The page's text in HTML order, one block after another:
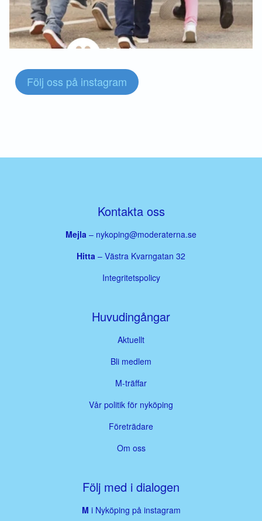
Följ oss på instagram
Kontakta oss
Mejla – nykoping@moderaterna.se
Hitta – Västra Kvarngatan 32
Integritetspolicy
Huvudingångar
Aktuellt
Bli medlem
M-träffar
Vår politik för nyköping
Företrädare
Om oss
Följ med i dialogen
M i Nyköping på instagram